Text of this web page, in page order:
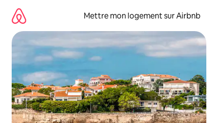
directement
contenu
Mettre mon logement sur Airbnb